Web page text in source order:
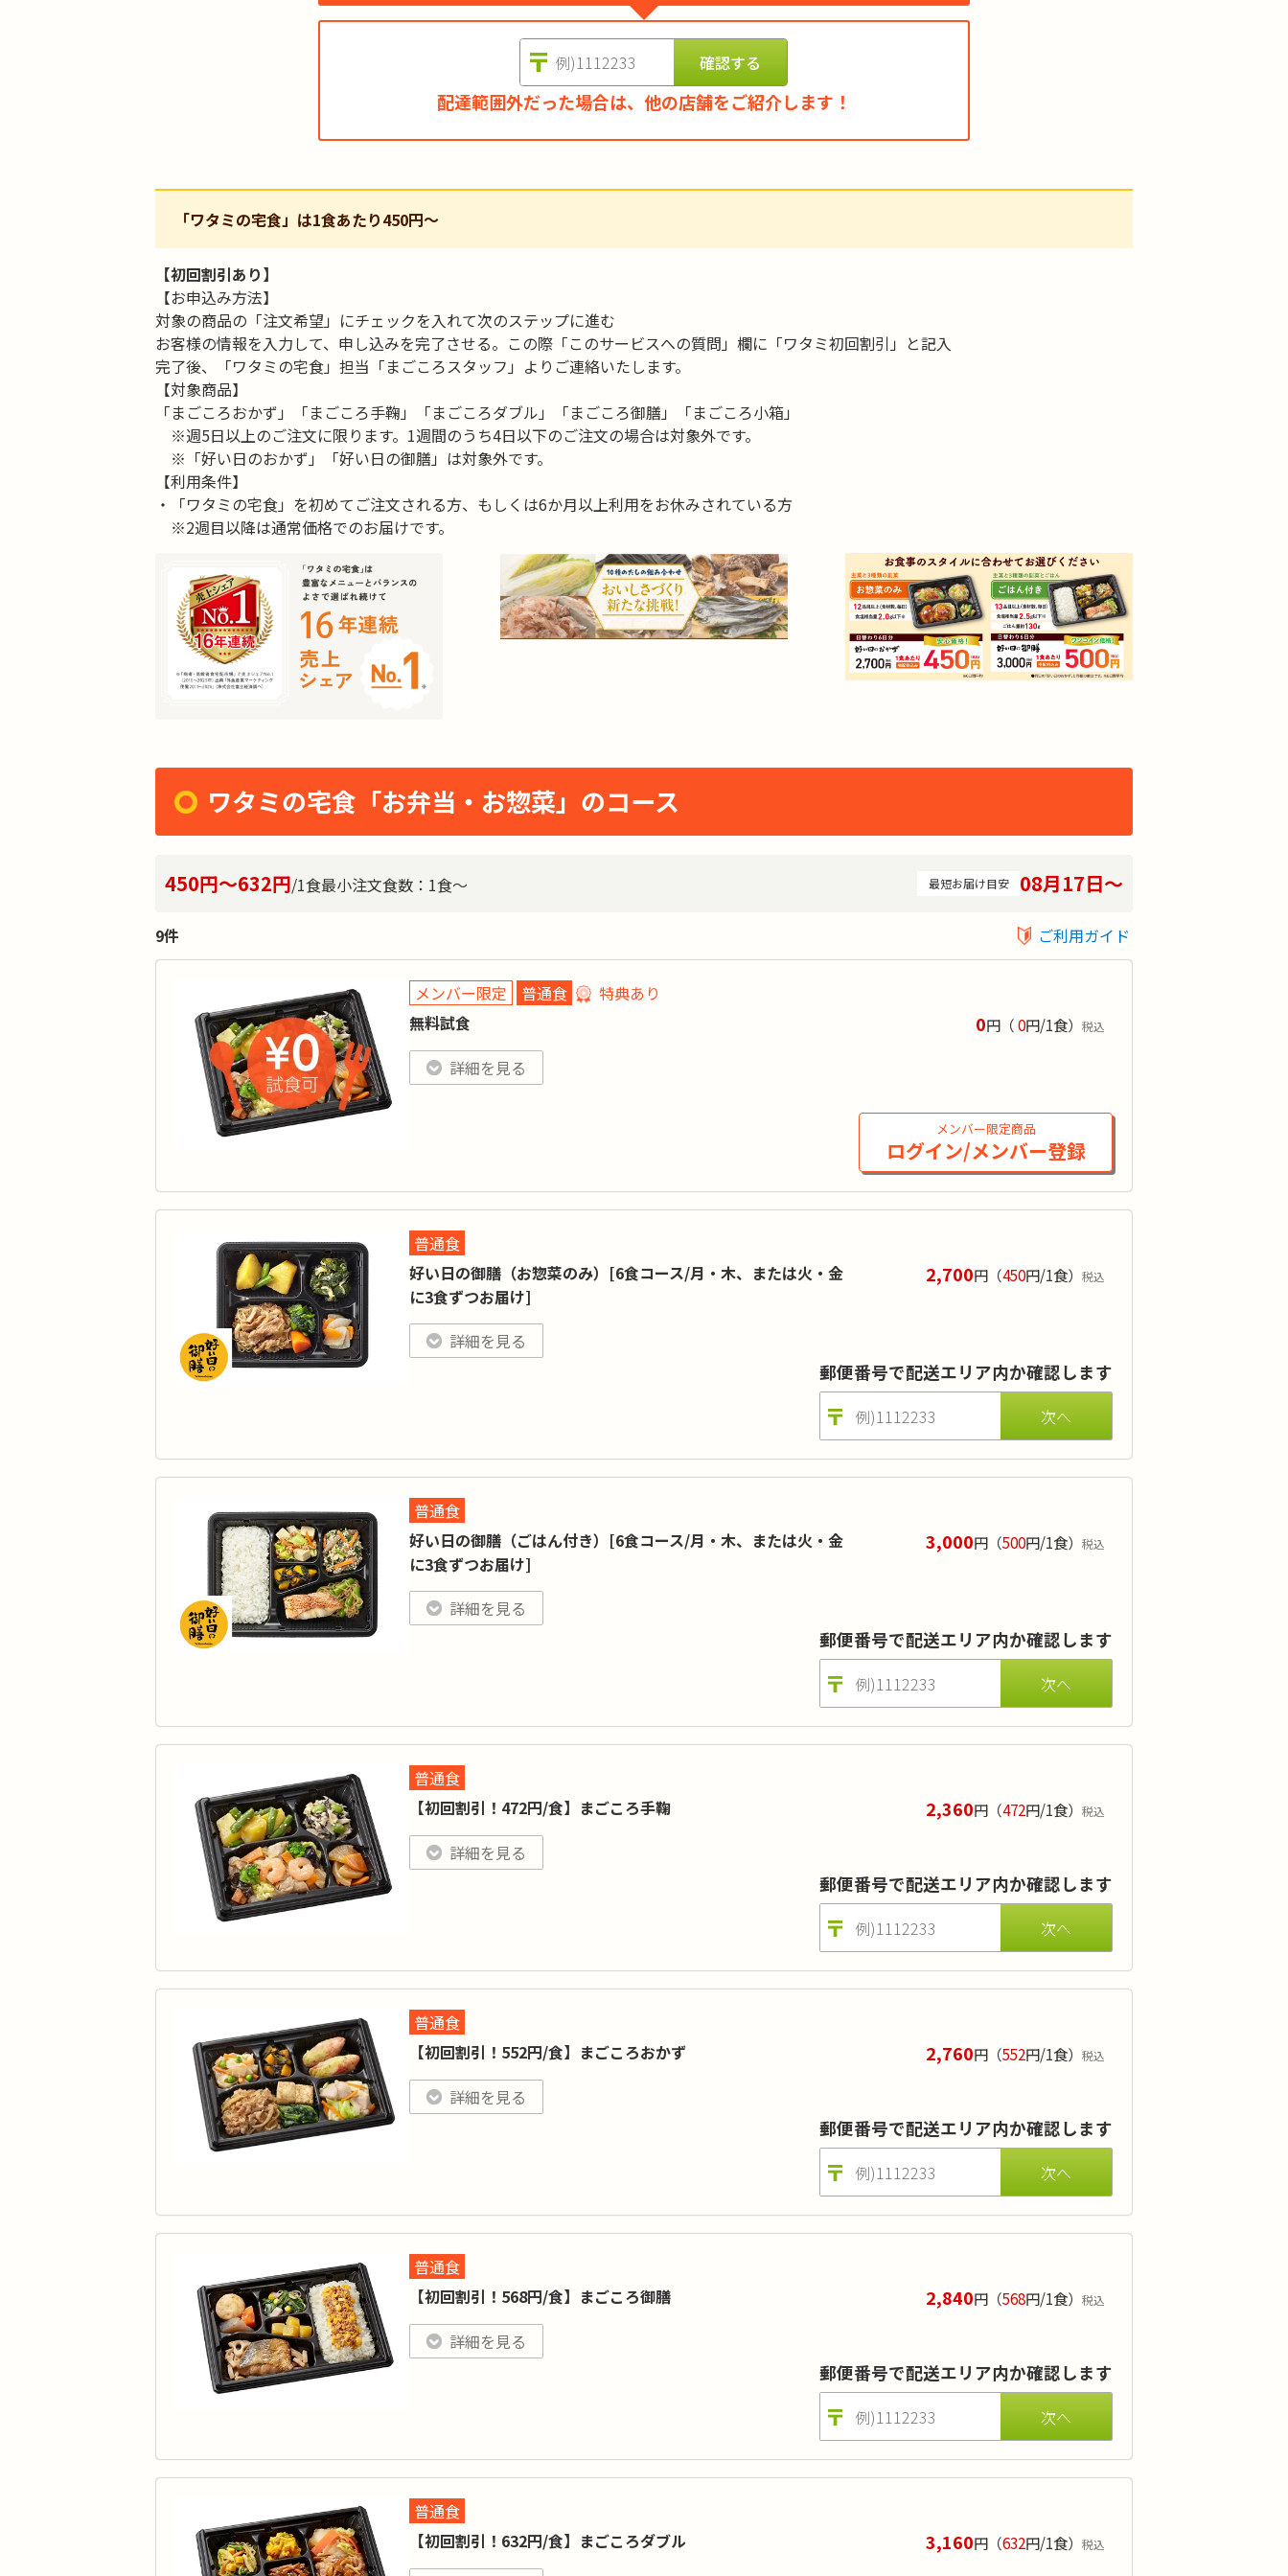
配達範囲外だった場合は、他の店舗をご紹介します！
「ワタミの宅食」は1食あたり450円～
【初回割引あり】
【お申込み方法】
対象の商品の「注文希望」にチェックを入れて次のステップに進む
お客様の情報を入力して、申し込みを完了させる。この際「このサービスへの質問」欄に「ワタミ初回割引」と記入
完了後、「ワタミの宅食」担当「まごころスタッフ」よりご連絡いたします。
【対象商品】
「まごころおかず」「まごころ手鞠」「まごころダブル」「まごころ御膳」「まごころ小箱」
※週5日以上のご注文に限ります。1週間のうち4日以下のご注文の場合は対象外です。
※「好い日のおかず」「好い日の御膳」は対象外です。
【利用条件】
・「ワタミの宅食」を初めてご注文される方、もしくは6か月以上利用をお休みされている方
※2週目以降は通常価格でのお届けです。
ワタミの宅食「お弁当・お惣菜」のコース
450円～632円/1食最小注文食数： 1食～ 最短お届け目安 08月17日〜
9件 ご利用ガイド
メンバー限定 普通食
特典あり
無料試食
0円 （0円/1食） 税込
特典あり 詳細
カロリー : 糖質 :
タンパク質
品目数 :
「ワタミの宅食」のお弁当を初めてご注文される方 もしくは 半年（26週）以上前にご注文されたことがある方が対象です。
詳細を見る
メンバー限定商品
ログイン/メンバー登録
普通食
好い日の御膳（お惣菜のみ）[6食コース/月・木、または火・金
に3食ずつお届け]
2,700円 （450円/1食） 税込
宅配料込み1食450円で管理栄養士監修の日替わりのお惣菜をお届けします。
月曜日～土曜日、または火曜日～日曜日の日替わり6日間単位での販売です。
※四国地方、中国地方、九州地方では「火金コース」は、2026年5月18日週お届け分からご利用いただけます。
詳細を見る
郵便番号で配送エリア内か確認します
普通食
好い日の御膳（ごはん付き）[6食コース/月・木、または火・金
に3食ずつお届け]
3,000円 （500円/1食） 税込
宅配料込み1食500円で管理栄養士監修の日替わりのお弁当をお届けします。
品目数 :
※四国地方、中国地方、九州地方では「火金コース」は、2026年5月18日週お届け分からご利用いただけます。
詳細を見る
郵便番号で配送エリア内か確認します
普通食
【初回割引！472円/食】まごころ手鞠
2,360円 （472円/1食） 税込
彩り豊かな、お手頃サイズの定番お惣菜。表示価格は初回割引での金額です。「初回割引」ご希望の方は、情
報入力ページの「このサービスへの質問欄」に「ワタミ初回割引」とご記入ください。
カロリー : 糖質 :
タンパク質
品目数: 15品目以上（食材数・毎日）
初回割引実施中！ 通常価格：2,950円（590円/1食当たり）
※週5日以上のコースをご注文で、初めてもしくは6か月以上利用をお休みされている方が対象です。
表示は5日間コースの金額です。通常価格の場合、月曜日～金曜日の日替わり1～4日間の注文も可能です。 1～4日間の注文の場合、
1食当たり＋40円になります。ごはんをご希望の方は「ごはん10食セット」がございます。「ワタミの宅食」担当者からのご連絡時
詳細を見る
郵便番号で配送エリア内か確認します
普通食
【初回割引！552円/食】まごころおかず
2,760円 （552円/1食） 税込
1食で20品目以上、野菜もしっかりとれるお惣菜。表示価格は初回割引での金額です。「初回割引」ご希望の
方は、情報入力ページの「このサービスへの質問欄」に「ワタミ初回割引」とご記入ください。
カロリー : 糖質 :
タンパク質
品目数: 20品目以上（食材数・毎日）
初回割引実施中！ 通常価格：3,450円（690円/1食当たり）
※週5日以上のコースをご注文で、初めてもしくは6か月以上利用をお休みされている方が対象です。
5日間コースの金額です。月曜日～金曜日の日替わり1～4日間の注文も可能です。 1～4日間の注文の場合、1食当たり＋40円になり
ます。ごはんをご希望の方は「ごはん10食セット」がございます。「ワタミの宅食」担当者からのご連絡時にお申し出ください。
詳細を見る
郵便番号で配送エリア内か確認します
普通食
【初回割引！568円/食】まごころ御膳
2,840円 （568円/1食） 税込
ごはん付き、1食でバランスしっかり大満足。表示価格は初回割引での金額です。「初回割引」ご希望の方
は、情報入力ページの「このサービスへの質問欄」に「ワタミ初回割引」とご記入ください。
カロリー : 糖質 :
タンパク質
品目数: 15品目以上（食材数・毎日）
詳細を見る
郵便番号で配送エリア内か確認します
普通食
【初回割引！632円/食】まごころダブル
3,160円 （632円/1食） 税込